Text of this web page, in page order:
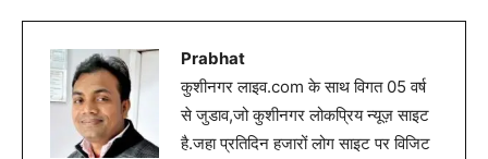
Prabhat
कुशीनगर लाइव.com के साथ विगत 05 वर्ष
से जुडाव,जो कुशीनगर लोकप्रिय न्यूज़ साइट
है.जहा प्रतिदिन हजारों लोग साइट पर विजिट